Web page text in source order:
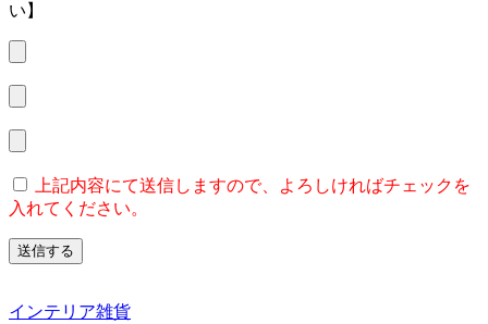
い】
上記内容にて送信しますので、よろしければチェックを
入れてください。
インテリア雑貨